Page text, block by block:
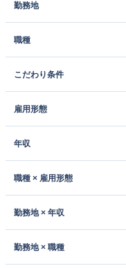
勤務地
職種
こだわり条件
雇用形態
年収
職種 × 雇用形態
勤務地 × 年収
勤務地 × 職種